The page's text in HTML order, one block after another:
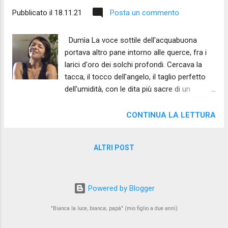
Pubblicato il 18.11.21 Posta un commento
Dumìa La voce sottile dell'acquabuona
portava altro pane intorno alle querce, fra i
larici d'oro dei solchi profondi. Cercava la
tacca, il tocco dell'angelo, il taglio perfetto
dell'umidità, con le dita più sacre di un
Maria. Carezzava le vulve, i seni degli alberi
grazia della neve più alta. Si è confuso alla
all’altro dei pesci antichi che lentamente
Narimi - Inedito 2021) Il giorno che mi
CONTINUA LA LETTURA
ALTRI POST
Powered by Blogger
"Bianca la luce, bianca; papà" (mio figlio a due anni)